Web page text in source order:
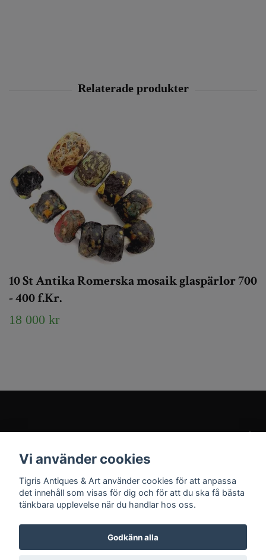
10 St Antika Romerska mosaik glaspärlor 700
- 400 f.Kr.
18 000 kr
Sociala medier
Vi använder cookies
Tigris Antiques & Art använder cookies för att anpassa
det innehåll som visas för dig och för att du ska få bästa
tänkbara upplevelse när du handlar hos oss.
Godkänn alla